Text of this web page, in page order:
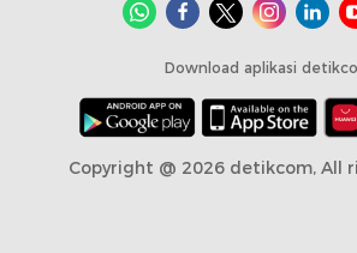
Download aplikasi
Copyright @ 2026 detikcom, All